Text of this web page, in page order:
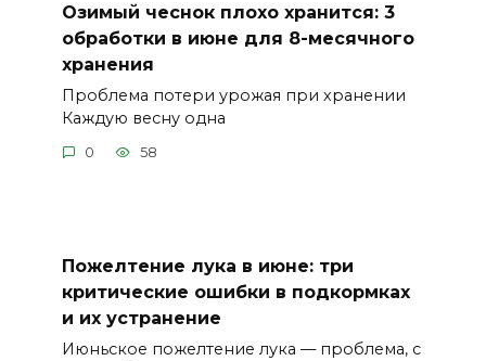
Озимый чеснок плохо хранится: 3
обработки в июне для 8-месячного
хранения
Проблема потери урожая при хранении
Каждую весну одна
0 58
Пожелтение лука в июне: три
критические ошибки в подкормках
и их устранение
Июньское пожелтение лука — проблема, с